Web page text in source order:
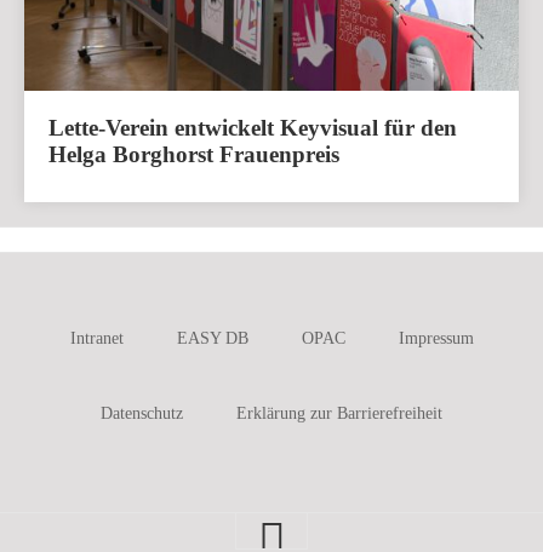
Lette-Verein entwickelt Keyvisual für den
Helga Borghorst Frauenpreis
Intranet EASY DB OPAC Impressum
Datenschutz Erklärung zur Barrierefreiheit